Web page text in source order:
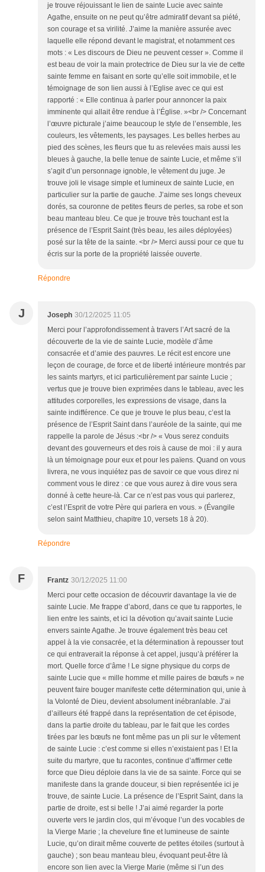
je trouve réjouissant le lien de sainte Lucie avec sainte
Agathe, ensuite on ne peut qu’être admiratif devant sa piété,
son courage et sa virilité. J’aime la manière assurée avec
laquelle elle répond devant le magistrat, et notamment ces
mots : « Les discours de Dieu ne peuvent cesser ». Comme il
est beau de voir la main protectrice de Dieu sur la vie de cette
sainte femme en faisant en sorte qu’elle soit immobile, et le
témoignage de son lien aussi à l’Eglise avec ce qui est
rapporté : « Elle continua à parler pour annoncer la paix
imminente qui allait être rendue à l’Église. »<br /> Concernant
l’œuvre picturale j’aime beaucoup le style de l’ensemble, les
couleurs, les vêtements, les paysages. Les belles herbes au
pied des scènes, les fleurs que tu as relevées mais aussi les
bleues à gauche, la belle tenue de sainte Lucie, et même s’il
s’agit d’un personnage ignoble, le vêtement du juge. Je
trouve joli le visage simple et lumineux de sainte Lucie, en
particulier sur la partie de gauche. J’aime ses longs cheveux
dorés, sa couronne de petites fleurs de perles, sa robe et son
beau manteau bleu. Ce que je trouve très touchant est la
présence de l’Esprit Saint (très beau, les ailes déployées)
posé sur la tête de la sainte. <br /> Merci aussi pour ce que tu
écris sur la porte de la propriété laissée ouverte.
Répondre
J Joseph 30/12/2025 11:05
Merci pour l’approfondissement à travers l’Art sacré de la
découverte de la vie de sainte Lucie, modèle d’âme
consacrée et d’amie des pauvres. Le récit est encore une
leçon de courage, de force et de liberté intérieure montrés par
les saints martyrs, et ici particulièrement par sainte Lucie ;
vertus que je trouve bien exprimées dans le tableau, avec les
attitudes corporelles, les expressions de visage, dans la
sainte indifférence. Ce que je trouve le plus beau, c’est la
présence de l’Esprit Saint dans l’auréole de la sainte, qui me
rappelle la parole de Jésus :<br /> « Vous serez conduits
devant des gouverneurs et des rois à cause de moi : il y aura
là un témoignage pour eux et pour les païens. Quand on vous
livrera, ne vous inquiétez pas de savoir ce que vous direz ni
comment vous le direz : ce que vous aurez à dire vous sera
donné à cette heure-là. Car ce n’est pas vous qui parlerez,
c’est l’Esprit de votre Père qui parlera en vous. » (Évangile
selon saint Matthieu, chapitre 10, versets 18 à 20).
Répondre
F Frantz 30/12/2025 11:00
Merci pour cette occasion de découvrir davantage la vie de
sainte Lucie. Me frappe d’abord, dans ce que tu rapportes, le
lien entre les saints, et ici la dévotion qu’avait sainte Lucie
envers sainte Agathe. Je trouve également très beau cet
appel à la vie consacrée, et la détermination à repousser tout
ce qui entraverait la réponse à cet appel, jusqu’à préférer la
mort. Quelle force d’âme ! Le signe physique du corps de
sainte Lucie que « mille homme et mille paires de bœufs » ne
peuvent faire bouger manifeste cette détermination qui, unie à
la Volonté de Dieu, devient absolument inébranlable. J’ai
d’ailleurs été frappé dans la représentation de cet épisode,
dans la partie droite du tableau, par le fait que les cordes
tirées par les bœufs ne font même pas un pli sur le vêtement
de sainte Lucie : c’est comme si elles n’existaient pas ! Et la
suite du martyre, que tu racontes, continue d’affirmer cette
force que Dieu déploie dans la vie de sa sainte. Force qui se
manifeste dans la grande douceur, si bien représentée ici je
trouve, de sainte Lucie. La présence de l’Esprit Saint, dans la
partie de droite, est si belle ! J’ai aimé regarder la porte
ouverte vers le jardin clos, qui m’évoque l’un des vocables de
la Vierge Marie ; la chevelure fine et lumineuse de sainte
Lucie, qu’on dirait même couverte de petites étoiles (surtout à
gauche) ; son beau manteau bleu, évoquant peut-être là
encore son lien avec la Vierge Marie (même si l’un des